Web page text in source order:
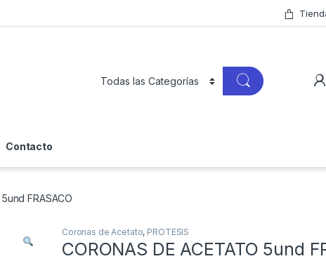
Contacto
FRASACO
Coronas de Acetato, PROTESIS
CORONAS DE ACETATO 5und